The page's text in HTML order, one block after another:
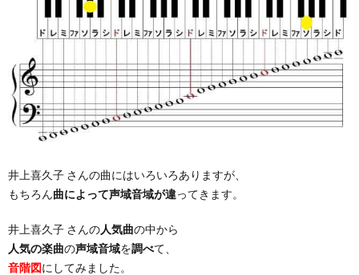
井上喜久子 さんの曲にはいろいろありますが、
もちろん曲によって声域音域が違ってきます。
井上喜久子 さんの人気曲の中から
人気の楽曲の声域音域を調べて、
音階図にしてみました。